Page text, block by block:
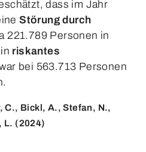
dass im Jahr
Störung durch
221.789 Personen in
riskantes
bei 563.713 Personen
C., Bickl, A., Stefan, N.,
L. (2024)